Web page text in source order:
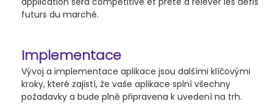
Implementace
Vývoj a implementace aplikace jsou dalšími klíčovými
kroky, které zajistí, že vaše aplikace splní všechny
požadavky a bude plně připravena k uvedení na trh.
futurs du marché.